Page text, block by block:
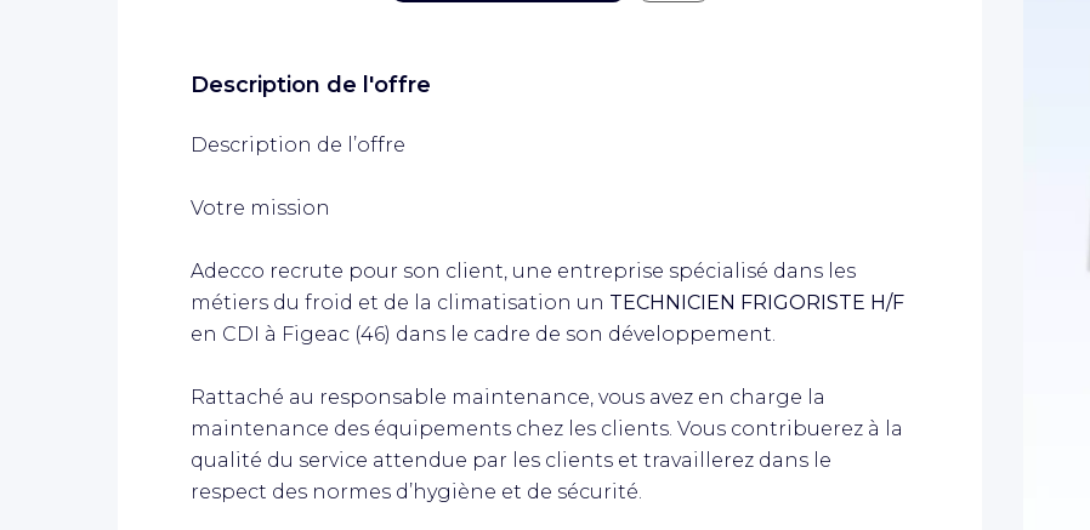
Description de l'offre
Description de l’offre
Votre mission
Adecco recrute pour son client, une entreprise spécialisé dans les
métiers du froid et de la climatisation un TECHNICIEN FRIGORISTE H/F
en CDI à Figeac (46) dans le cadre de son développement.
Rattaché au responsable maintenance, vous avez en charge la
maintenance des équipements chez les clients. Vous contribuerez à la
qualité du service attendue par les clients et travaillerez dans le
respect des normes d’hygiène et de sécurité.